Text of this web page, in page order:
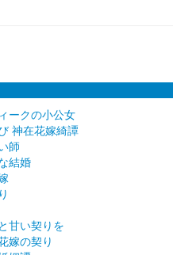
ークの小公女
神在花嫁綺譚
師
結婚
甘い契りを
嫁の契り